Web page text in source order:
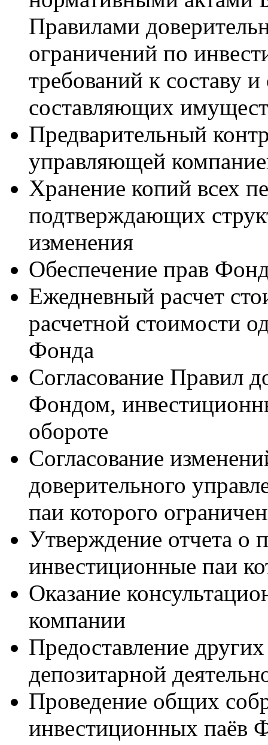
Правилами
ограничений по
требований к составу и
составляющих
Предварительный
управляющей
Хранение копий всех
подтверждающих
изменения
Обеспечение прав
Ежедневный расчет
расчетной стоимости
Фонда
Согласование Правил
Фондом,
обороте
Согласование
доверительного
паи которого
Утверждение отчета о
инвестиционные паи
Оказание
компании
Предоставление
депозитарной
Проведение общих
инвестиционных паёв